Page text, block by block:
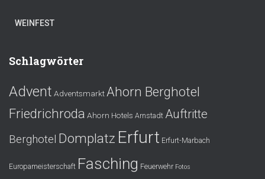
WEINFEST
Schlagwörter
Advent Adventsmarkt Ahorn Berghotel
Friedrichroda Ahorn Hotels Arnstadt Auftritte
Berghotel Domplatz Erfurt Erfurt-Marbach
Europameisterschaft Fasching Feuerwehr Fotos